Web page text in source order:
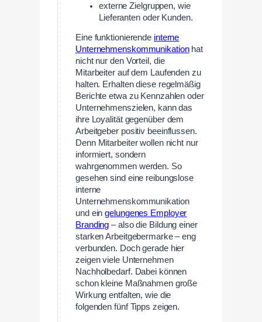
externe Zielgruppen, wie
Lieferanten oder Kunden.
Eine funktionierende interne
Unternehmenskommunikationhat
nicht nur den Vorteil, die
Mitarbeiter auf dem Laufenden zu
halten. Erhalten diese regelmäßig
Berichte etwa zu Kennzahlen oder
Unternehmenszielen, kann das
ihre Loyalität gegenüber dem
Arbeitgeber positiv beeinflussen.
Denn Mitarbeiter wollen nicht nur
informiert, sondern
wahrgenommen werden. So
gesehen sind eine reibungslose
interne
Unternehmenskommunikation
und eingelungenes Employer
Branding – also die Bildung einer
starken Arbeitgebermarke – eng
verbunden. Doch gerade hier
zeigen viele Unternehmen
Nachholbedarf. Dabei können
schon kleine Maßnahmen große
Wirkung entfalten, wie die
folgenden fünf Tipps zeigen.